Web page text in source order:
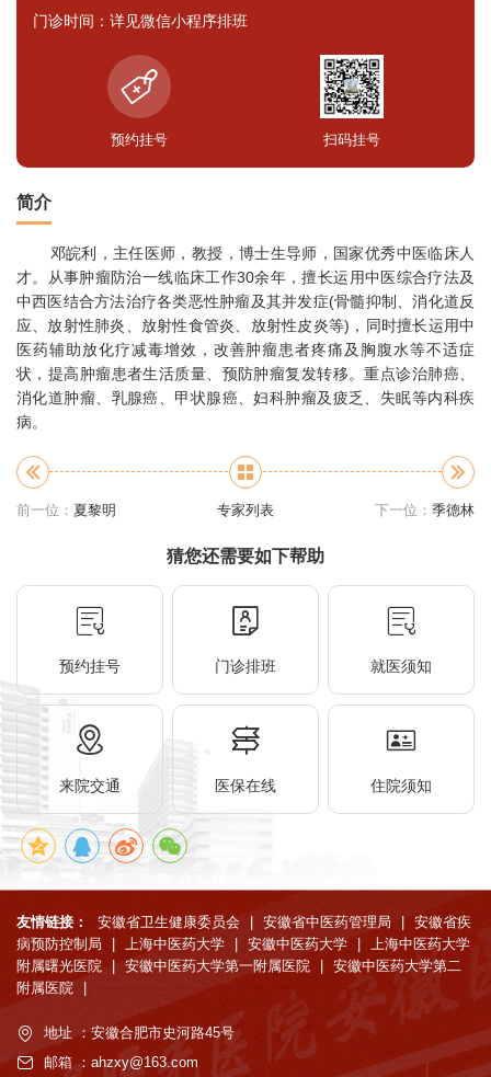
门诊时间：详见微信小程序排班
预约挂号 扫码挂号
简介
邓皖利，主任医师，教授，博士生导师，国家优秀中医临床人
才。从事肿瘤防治一线临床工作30余年，擅长运用中医综合疗法及
中西医结合方法治疗各类恶性肿瘤及其并发症(骨髓抑制、消化道反
应、放射性肺炎、放射性食管炎、放射性皮炎等)，同时擅长运用中
医药辅助放化疗减毒增效，改善肿瘤患者疼痛及胸腹水等不适症
状，提高肿瘤患者生活质量、预防肿瘤复发转移。重点诊治肺癌、
消化道肿瘤、乳腺癌、甲状腺癌、妇科肿瘤及疲乏、失眠等内科疾
病。
前一位： 夏黎明 专家列表 下一位： 季德林
猜您还需要如下帮助
预约挂号 门诊排班 就医须知
来院交通 医保在线 住院须知
友情链接： 安徽省卫生健康委员会 安徽省中医药管理局
安徽省疾
病预防控制局
上海中医药大学 安徽中医药大学
上海中医药大学
附属曙光医院
安徽中医药大学第一附属医院
安徽中医药大学第二
附属医院
地址 ：安徽合肥市史河路45号
邮箱 ：ahzxy@163.com